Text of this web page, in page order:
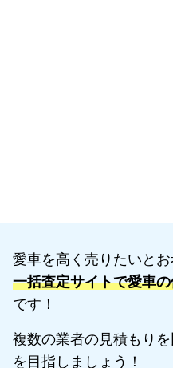
愛車を高く売りたいとお
一括査定サイトで愛車
です！
複数の業者の見積もり
を目指しましょう！